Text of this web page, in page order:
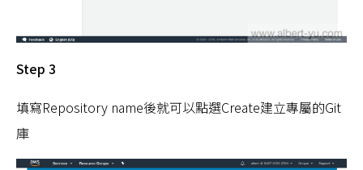
Step 3
填寫Repository name後就可以點選Create建立專屬的Git
庫